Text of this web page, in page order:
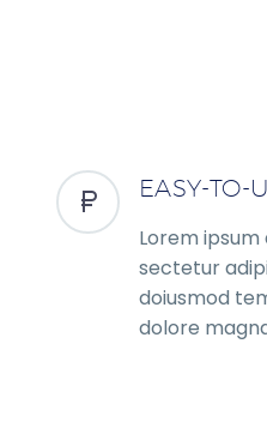
EASY-TO-
Lorem
sectetur
doiusmod
dolore